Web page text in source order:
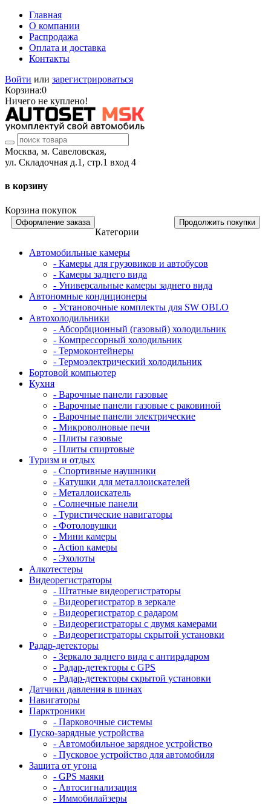
Главная
О компании
Распродажа
Оплата и доставка
Контакты
Войти или зарегистрироваться
Корзина:0
Ничего не куплено!
Москва, м. Савеловская,
ул. Складочная д.1, стр.1 вход 4
в корзину
Корзина покупок
Оформление заказа Продолжить покупки
Категории
Автомобильные камеры
- Камеры для грузовиков и автобусов
- Камеры заднего вида
- Универсальные камеры заднего вида
Автономные кондиционеры
- Установочные комплекты для SW OBLO
Автохолодильники
- Абсорбционный (газовый) холодильник
- Компрессорный холодильник
- Термоконтейнеры
- Термоэлектрический холодильник
Бортовой компьютер
Кухня
- Варочные панели газовые
- Варочные панели газовые с раковиной
- Варочные панели электрические
- Микроволновые печи
- Плиты газовые
- Плиты спиртовые
Туризм и отдых
- Cпортивные наушники
- Катушки для металлоискателей
- Металлоискатель
- Солнечные панели
- Туристические навигаторы
- Фотоловушки
- Мини камеры
- Action камеры
- Эхолоты
Алкотестеры
Видеорегистраторы
- Штатные видеорегистраторы
- Видеорегистратор в зеркале
- Видеорегистратор с радаром
- Видеорегистраторы с двумя камерами
- Видеорегистраторы скрытой установки
Радар-детекторы
- Зеркало заднего вида с антирадаром
- Радар-детекторы с GPS
- Радар-детекторы скрытой установки
Датчики давления в шинах
Навигаторы
Парктроники
- Парковочные системы
Пуско-зарядные устройства
- Автомобильное зарядное устройство
- Пусковое устройство для автомобиля
Защита от угона
- GPS маяки
- Автосигнализация
- Иммобилайзеры